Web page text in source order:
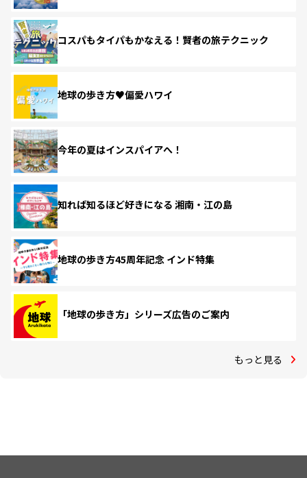
コスパもタイパもかなえる！賢者の旅テクニック
地球の歩き方♥偏愛ハワイ
今年の夏はインスパイアへ！
知れば知るほど好きになる 湘南・江の島
地球の歩き方45周年記念 インド特集
「地球の歩き方」シリーズ広告のご案内
もっと見る